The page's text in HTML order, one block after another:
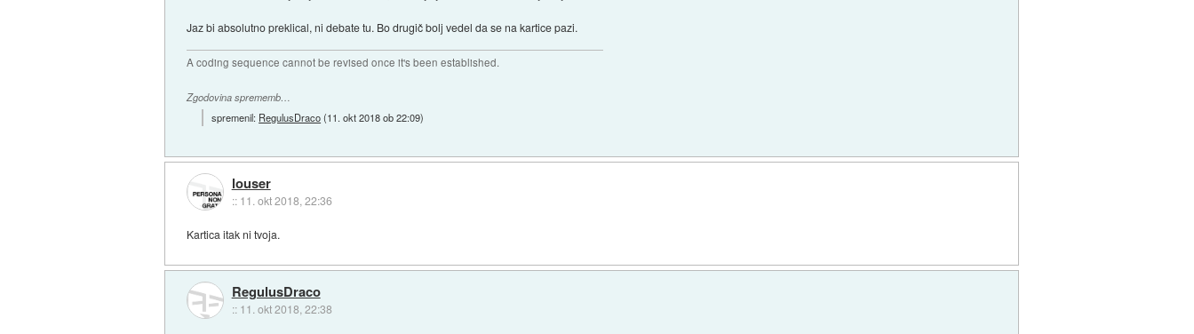
Jaz bi absolutno preklical, ni debate tu. Bo drugič bolj vedel da se na kartice pazi.
A coding sequence cannot be revised once it's been established.
Zgodovina sprememb…
spremenil: RegulusDraco(11. okt 2018 ob 22:09)
louser
:: 11. okt 2018, 22:36
Kartica itak ni tvoja.
RegulusDraco
:: 11. okt 2018, 22:38